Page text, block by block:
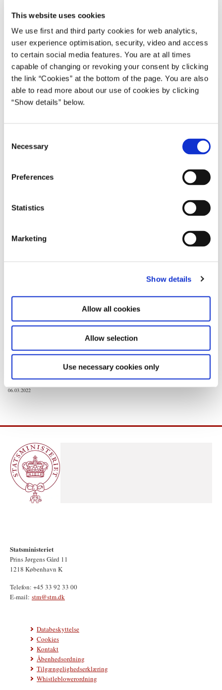
This website uses cookies
We use first and third party cookies for web analytics,
user experience optimisation, security, video and access
to certain social media features. You are at all times
capable of changing or revoking your consent by clicking
the link “Cookies” at the bottom of the page. You are also
able to read more about our use of cookies by clicking
“Show details” below.
Necessary
Preferences
Statistics
Marketing
Show details
Allow all cookies
Allow selection
Use necessary cookies only
- Uafhængighed af russisk gas
Herunder kan du læse aftalen:
06.03.2022
Statsministeriet
Prins Jørgens Gård 11
1218 København K
Telefon: +45 33 92 33 00
E-mail: stm@stm.dk
Databeskyttelse
Cookies
Kontakt
Åbenhedsordning
Tilgængelighedserklæring
Whistleblowerordning